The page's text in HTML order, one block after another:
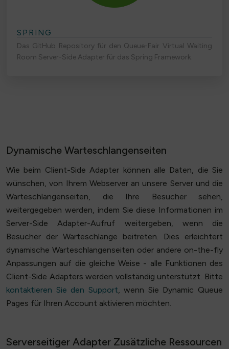
SPRING
Das GitHub Repository für den Queue-Fair Virtual Waiting
Room Server-Side Adapter für das Spring Framework.
Dynamische Warteschlangenseiten
Wie beim Client-Side Adapter können alle Daten, die Sie
wünschen, von Ihrem Webserver an unsere Server und die
Warteschlangenseiten, die Ihre Besucher sehen,
weitergegeben werden, indem Sie diese Informationen im
Server-Side Adapter-Aufruf weitergeben, wenn die
Besucher der Warteschlange beitreten. Dies erleichtert
dynamische Warteschlangenseiten oder andere on-the-fly
Anpassungen auf die gleiche Weise - alle Funktionen des
Client-Side Adapters werden vollständig unterstützt. Bitte
kontaktieren Sie den Support, wenn Sie Dynamic Queue
Pages für Ihren Account aktivieren möchten.
Serverseitiger Adapter Zusätzliche Ressourcen